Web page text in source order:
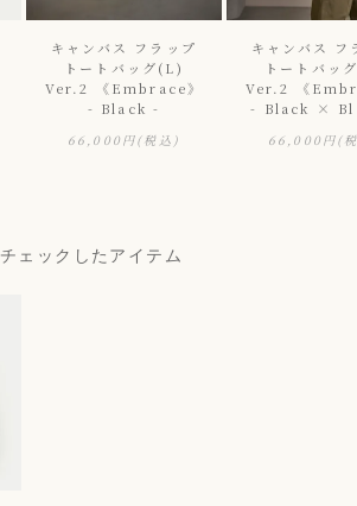
キャンバス フラップ
トートバッグ(L)
Ver.2 《Embrace》
- Black -
66,000円(税込)
キャンバス フ
トートバッ
Ver.2 《
- Black ×
66,000円(
チェックしたアイテム